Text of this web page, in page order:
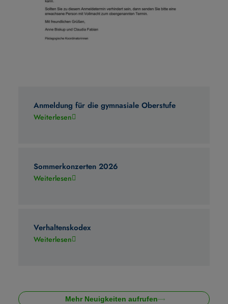
Anmeldung für die gymnasiale Oberstufe
Weiterlesen
Sommerkonzerten 2026
Weiterlesen
Verhaltenskodex
Weiterlesen
Mehr Neuigkeiten aufrufen